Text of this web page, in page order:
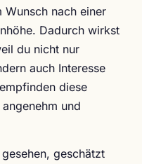
Wunsch nach einer
Dadurch wirkst
du nicht nur
auch Interesse
diese
und
geschätzt